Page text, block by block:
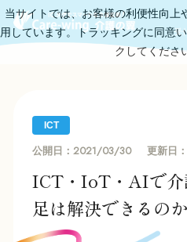
受
ICT
公開日： 2021/03/30 更新日：
ICT・IoT・AIで介
足は解決できるのか
当サイトでは、お客様の利便性向上
用しています。トラッキングに同意
クしてくださ